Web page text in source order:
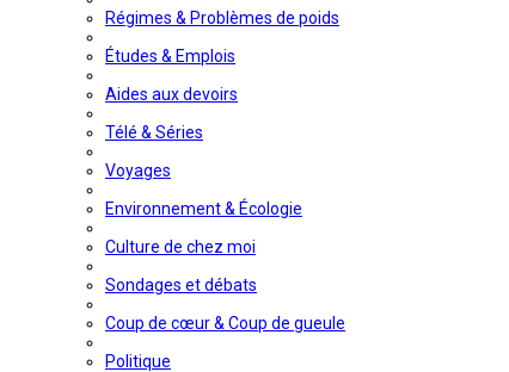
Régimes & Problèmes de poids
Études & Emplois
Aides aux devoirs
Télé & Séries
Voyages
Environnement & Écologie
Culture de chez moi
Sondages et débats
Coup de cœur & Coup de gueule
Politique